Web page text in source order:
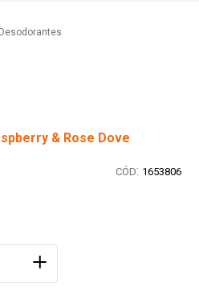
Desodorantes
& Rose Dove
: 1653806
＋